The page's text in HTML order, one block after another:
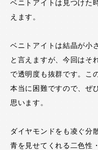
ベニトアイトは見つけた
えます。
ベニトアイトは結晶が小
と言えますが、今回はそ
で透明度も抜群です。こ
本当に困難ですので、ぜ
思います。
ダイヤモンドをも凌ぐ分
青を見せてくれる二色性